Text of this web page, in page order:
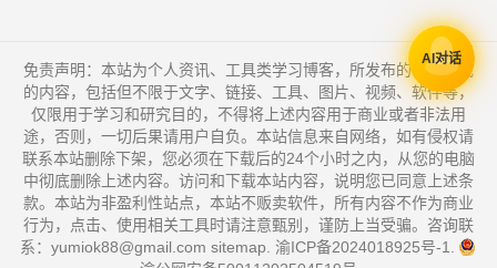
免责声明：本站为个人资讯、工具类学习博客，所发布的一切形式
的内容，包括但不限于文字、链接、工具、图片、视频、软件等，
仅限用于学习和研究目的，不得将上述内容用于商业或者非法用
途，否则，一切后果请用户自负。本站信息来自网络，如有侵权请
联系本站删除下架，您必须在下载后的24个小时之内，从您的电脑
中彻底删除上述内容。访问和下载本站内容，说明您已同意上述条
款。本站为非盈利性站点，本站不贩卖软件，所有内容不作为商业
行为，点击、使用相关工具时请注意甄别，谨防上当受骗。咨询联
系：yumiok88@gmail.com sitemap 渝ICP备2024018925号-1
AI对话